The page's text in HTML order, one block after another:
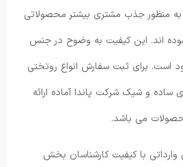
به منظور جذب مشتری بیشتر محصولاتی
اند. این کیفیت به وضوح در جنس
است. برای ثبت سفارش انواع روتختی
و شیک شرکت پاندا آماده ارائه
می باشد.
وارداتی با کیفیت کارشناسان بخش